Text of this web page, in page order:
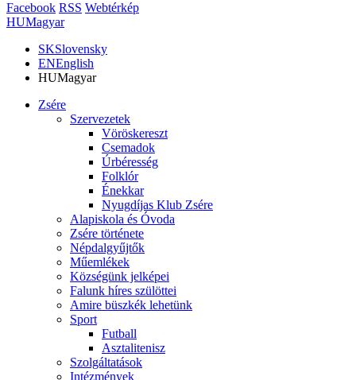
Facebook RSS Webtérkép
HUMagyar
SKSlovensky
ENEnglish
HUMagyar
Zsére
Szervezetek
Vöröskereszt
Csemadok
Úrbéresség
Folklór
Énekkar
Nyugdíjas Klub Zsére
Alapiskola és Óvoda
Zsére története
Népdalgyűjtők
Műemlékek
Községünk jelképei
Falunk híres szülöttei
Amire büszkék lehetünk
Sport
Futball
Asztalitenisz
Szolgáltatások
Intézmények